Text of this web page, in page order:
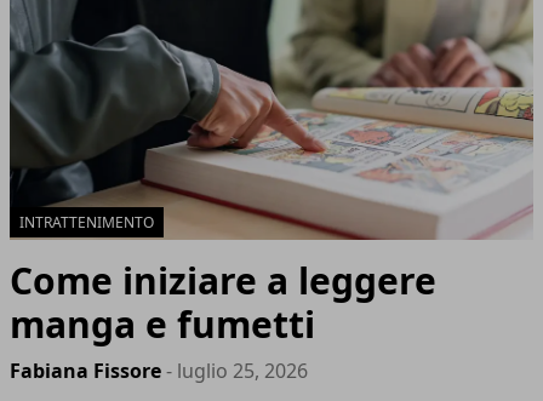
INTRATTENIMENTO
Come iniziare a leggere
manga e fumetti
Fabiana Fissore- luglio 25, 2026